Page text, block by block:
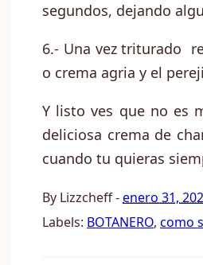
segundos, dejando
6.- Una vez triturado
o crema agria y el
Y listo ves que no es
deliciosa crema de
cuando tu quieras
By Lizzcheff-enero 31,
Labels: BOTANERO, como